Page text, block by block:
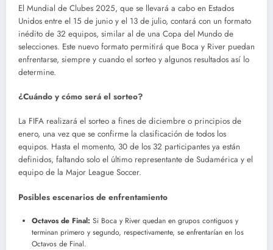
El Mundial de Clubes 2025, que se llevará a cabo en Estados
Unidos entre el 15 de junio y el 13 de julio, contará con un formato
inédito de 32 equipos, similar al de una Copa del Mundo de
selecciones. Este nuevo formato permitirá que Boca y River puedan
enfrentarse, siempre y cuando el sorteo y algunos resultados así lo
determine.
¿Cuándo y cómo será el sorteo?
La FIFA realizará el sorteo a fines de diciembre o principios de
enero, una vez que se confirme la clasificación de todos los
equipos. Hasta el momento, 30 de los 32 participantes ya están
definidos, faltando solo el último representante de Sudamérica y el
equipo de la Major League Soccer.
Posibles escenarios de enfrentamiento
Octavos de Final: Si Boca y River quedan en grupos contiguos y
terminan primero y segundo, respectivamente, se enfrentarían en los
Octavos de Final.